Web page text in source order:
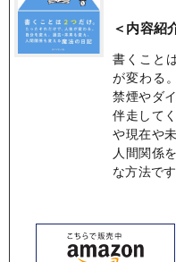
＜内容紹
書くこと
が変わる
禁煙やダ
伴走して
や現在や
人間関係
な方法です